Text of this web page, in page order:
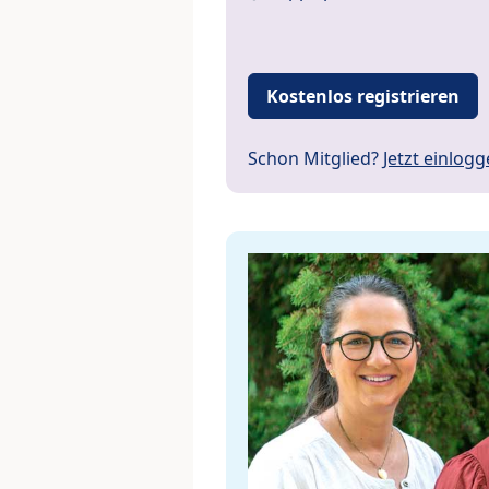
Kostenlos registrieren
Schon Mitglied? Jetzt